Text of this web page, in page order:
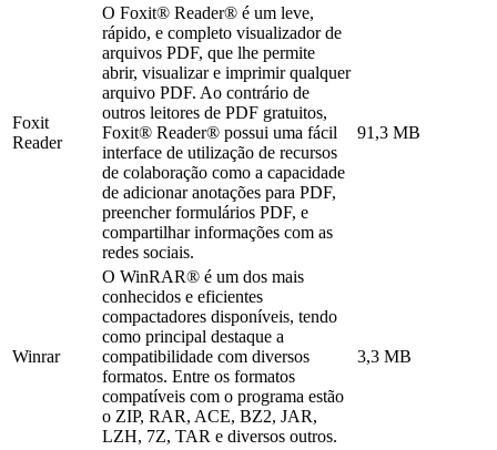
Foxit
Reader
O Foxit® Reader® é um leve,
rápido, e completo visualizador de
arquivos PDF, que lhe permite
abrir, visualizar e imprimir qualquer
arquivo PDF. Ao contrário de
outros leitores de PDF gratuitos,
Foxit® Reader® possui uma fácil
interface de utilização de recursos
de colaboração como a capacidade
de adicionar anotações para PDF,
preencher formulários PDF, e
compartilhar informações com as
redes sociais.
91,3 MB
Winrar
O WinRAR® é um dos mais
conhecidos e eficientes
compactadores disponíveis, tendo
como principal destaque a
compatibilidade com diversos
formatos. Entre os formatos
compatíveis com o programa estão
o ZIP, RAR, ACE, BZ2, JAR,
LZH, 7Z, TAR e diversos outros.
3,3 MB